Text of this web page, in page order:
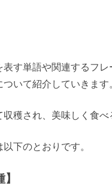
す単語や関連するフ
いて紹介していきます。
穫され、美味しく食べ
下のとおりです。